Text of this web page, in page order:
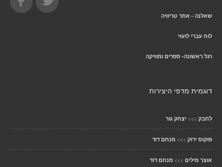
שאלנה - אתר טריוויה
לוח עברי לועזי
רגל ראשונה- ספרים ומוזיקה
דוגמית מדפי היצירות
לחבק >>> יצחק גור
פוקוס ירוק >>> מנחם דוד
אוצר מילים >>> מנחם דוד